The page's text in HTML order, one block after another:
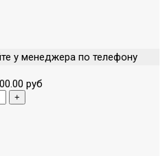
у менеджера по телефону
руб